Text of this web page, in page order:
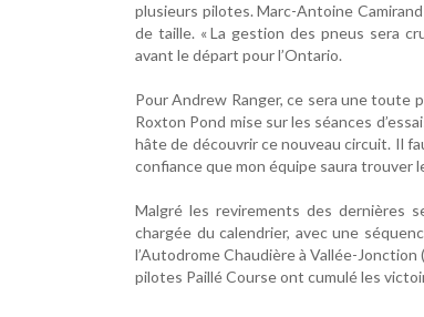
plusieurs pilotes. Marc-Antoine
de taille. « La gestion des pneus sera
avant le départ pour l’Ontario.
Pour Andrew Ranger, ce sera une toute
Roxton Pond mise sur les séances
hâte de découvrir ce nouveau circuit. Il
confiance que mon équipe saura trouver
Malgré les revirements des dernières
chargée du calendrier, avec une
l’Autodrome Chaudière à Vallée-
pilotes Paillé Course ont cumulé les